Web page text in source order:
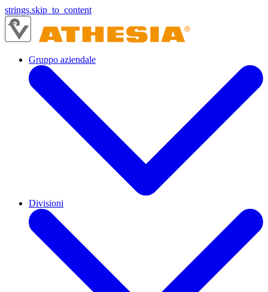
strings.skip_to_content
Gruppo aziendale
Divisioni